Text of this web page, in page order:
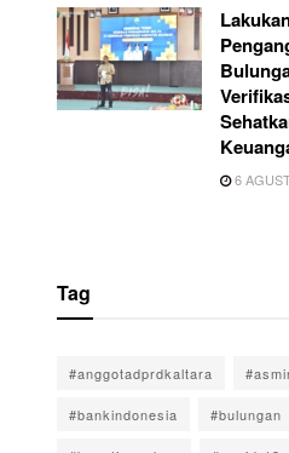
6
Tag
#anggotadprdkaltara
#bankindonesia #bulungan